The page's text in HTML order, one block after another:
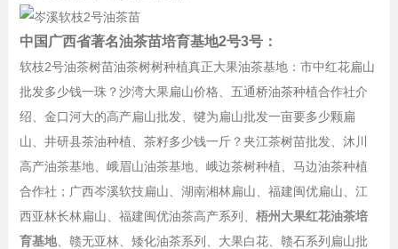
中国广西省著名油茶苗培育基地2号3号：
软枝2号油茶树苗油茶树树种植真正大果油茶基地：市中红花扁山
批发多少钱一珠？沙湾大果扁山价格、五通桥油茶种植合作社介
绍、金口河大的高产扁山批发、犍为扁山批发一亩要多少颗扁
山、井研县茶油种植、茶籽多少钱一斤？夹江茶树苗批发、沐川
高产油茶基地、峨眉山油茶基地、峨边茶树种植、马边油茶种植
合作社；广西岑溪软技扁山、湖南湘林扁山、福建闽优扁山、江
西亚林长林扁山、福建闽优油茶高产系列、 梧州大果红花油茶培
育基地、赣无亚林、矮化油茶系列、大果白花、赣石系列扁山批